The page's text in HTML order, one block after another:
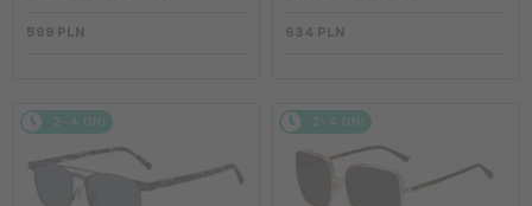
599 PLN 634 PLN
2-4 DNI 2-4 DNI